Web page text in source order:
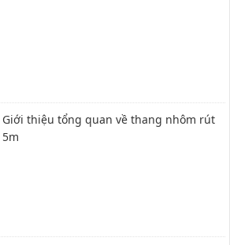
Giới thiệu tổng quan về thang nhôm rút
5m